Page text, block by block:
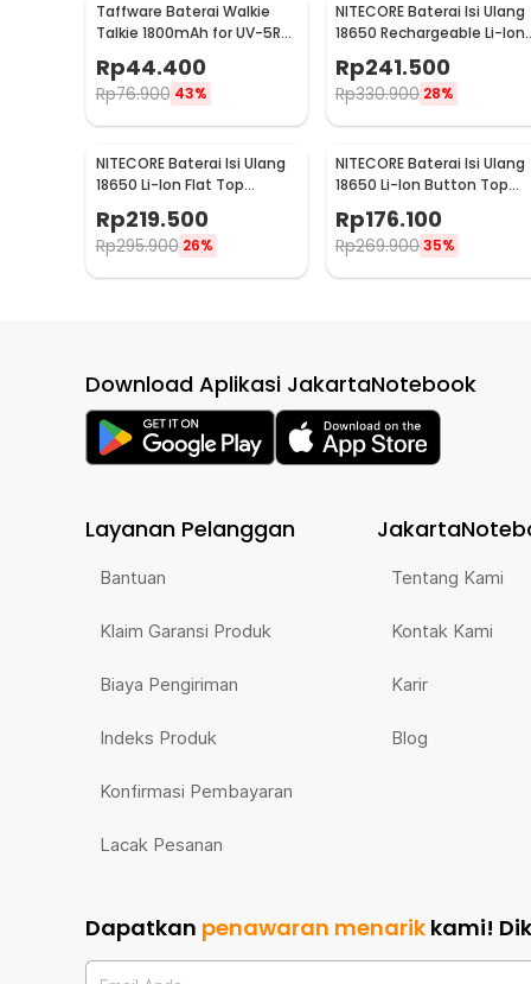
Rincian yang Anda dapatkan untuk pembelian produk ini:
1 x NITECORE Baterai Isi Ulang 21700 Recharge Li-
Taffware Baterai Walkie
Talkie 1800mAh for UV-5R
Rp44.400
Rp76.900 43%
NITECORE Baterai Isi Ulang
18650 Rechargeable Li-Ion
NL1834
Rp241.500
Rp330.900 28%
NITECORE Baterai Isi Ulang
18650 Li-Ion Flat Top
NL1832
Rp219.500
Rp295.900 26%
NITECORE Baterai Isi Ulang
18650 Li-Ion Button Top
2600 mAh 3.7V 1 PCS -
NL1826
Rp176.100
Rp269.90035%
Download Aplikasi JakartaNotebook
Layanan Pelanggan
Bantuan
Klaim Garansi Produk
Biaya Pengiriman
Indeks Produk
Konfirmasi Pembayaran
Lacak Pesanan
Tentang Kami
Kontak Kami
Karir
Blog
Dapatkan penawaran menarik kami!